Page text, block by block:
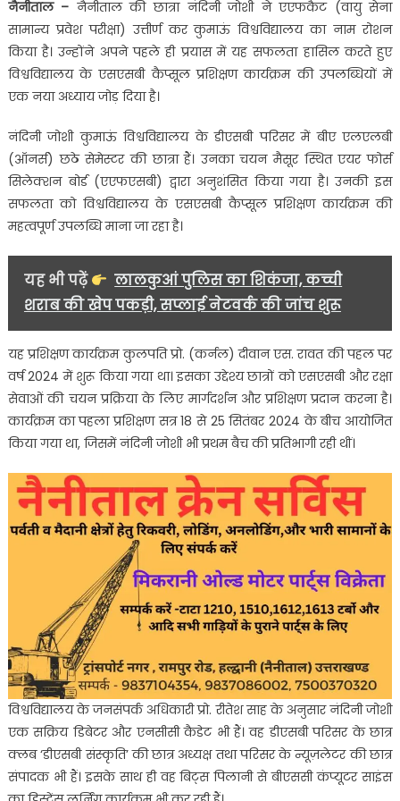
एएफकैट
परीक्षा
में
सफल
की
नंदिनी
जोशी….
नैनीताल – नैनीताल की छात्रा नंदिनी जोशी ने एएफकैट (वायु सेना
सामान्य प्रवेश परीक्षा) उत्तीर्ण कर कुमाऊं विश्वविद्यालय का नाम रोशन
किया है। उन्होंने अपने पहले ही प्रयास में यह सफलता हासिल करते हुए
विश्वविद्यालय के एसएसबी कैप्सूल प्रशिक्षण कार्यक्रम की उपलब्धियों में
एक नया अध्याय जोड़ दिया है।
नंदिनी जोशी कुमाऊं विश्वविद्यालय के डीएसबी परिसर में बीए एलएलबी
(ऑनर्स) छठे सेमेस्टर की छात्रा हैं। उनका चयन मैसूर स्थित एयर फोर्स
सिलेक्शन बोर्ड (एएफएसबी) द्वारा अनुशंसित किया गया है। उनकी इस
सफलता को विश्वविद्यालय के एसएसबी कैप्सूल प्रशिक्षण कार्यक्रम की
महत्वपूर्ण उपलब्धि माना जा रहा है।
यह भी पढ़ें
लालकुआं पुलिस का शिकंजा, कच्ची
शराब की खेप पकड़ी, सप्लाई नेटवर्क की जांच शुरू
यह प्रशिक्षण कार्यक्रम कुलपति प्रो. (कर्नल) दीवान एस. रावत की पहल पर
वर्ष 2024 में शुरू किया गया था। इसका उद्देश्य छात्रों को एसएसबी और रक्षा
सेवाओं की चयन प्रक्रिया के लिए मार्गदर्शन और प्रशिक्षण प्रदान करना है।
कार्यक्रम का पहला प्रशिक्षण सत्र 18 से 25 सितंबर 2024 के बीच आयोजित
किया गया था, जिसमें नंदिनी जोशी भी प्रथम बैच की प्रतिभागी रही थीं।
विश्वविद्यालय के जनसंपर्क अधिकारी प्रो. रीतेश साह के अनुसार नंदिनी जोशी
एक सक्रिय डिबेटर और एनसीसी कैडेट भी हैं। वह डीएसबी परिसर के छात्र
क्लब ‘डीएसबी संस्कृति’ की छात्र अध्यक्ष तथा परिसर के न्यूज़लेटर की छात्र
संपादक भी हैं। इसके साथ ही वह बिट्स पिलानी से बीएससी कंप्यूटर साइंस